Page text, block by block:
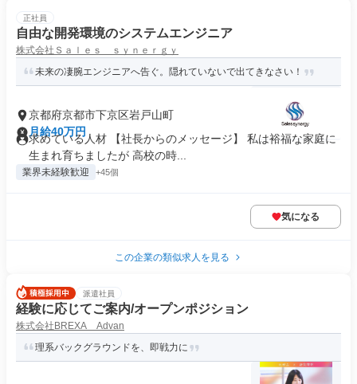
正社員
自由な開発環境のシステムエンジニア
株式会社Ｓａｌｅｓ ｓｙｎｅｒｇｙ
未来の凄腕エンジニアへ告ぐ。隠れていないで出てきなさい！
京都府京都市下京区岩戸山町
月給40万円
求めている人材 【社長からのメッセージ】 私は裕福な家庭に
生まれ育ちましたが 高校の時...
業界未経験歓迎 +45個
気になる
この企業の類似求人を見る
派遣社員
経験に応じてご案内/オープンポジション
株式会社BREXA Advan
理系バックグラウンドを、即戦力に